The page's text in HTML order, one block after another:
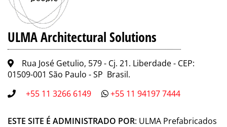
ULMA Architectural Solutions
Rua José Getulio, 579 - Cj. 21. Liberdade - CEP:
01509-001 São Paulo - SP Brasil.
+55 11 3266 6149
+55 11 94197 7444
ESTE SITE É ADMINISTRADO POR: ULMA Prefabricados